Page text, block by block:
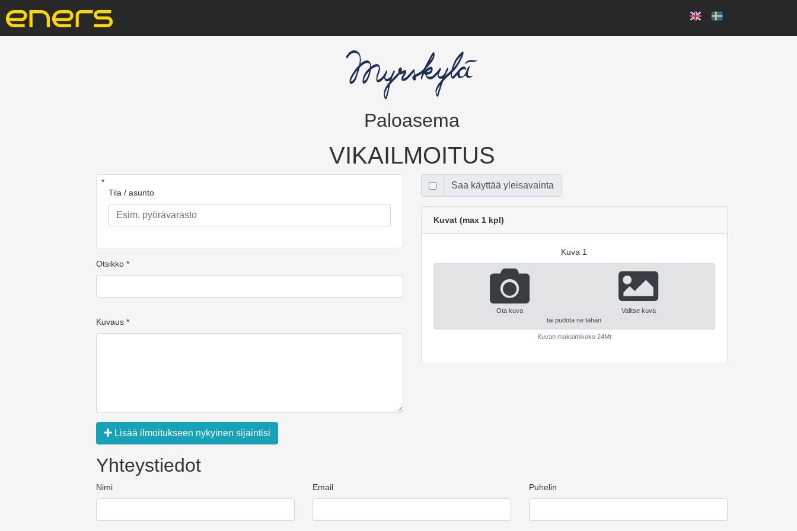
Paloasema
VIKAILMOITUS
*
Tila / asunto
Otsikko *
Kuvaus *
Lisää ilmoitukseen nykyinen sijaintisi
Saa käyttää yleisavainta
Kuvat (max 1 kpl)
Kuva 1
Ota kuva
Valitse kuva
tai pudota se tähän
Kuvan maksimikoko 24Mt
Yhteystiedot
Nimi Email Puhelin